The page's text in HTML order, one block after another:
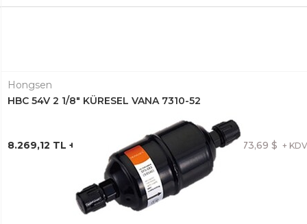
Hongsen
HBC 54V 2 1/8" KÜRESEL VANA 7310-52
173,69 $ + KDV
8.269,12 TL + KDV